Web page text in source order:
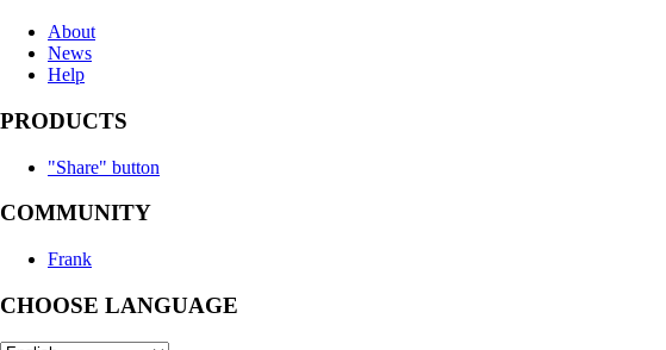
About
News
Help
PRODUCTS
"Share" button
COMMUNITY
Frank
CHOOSE LANGUAGE